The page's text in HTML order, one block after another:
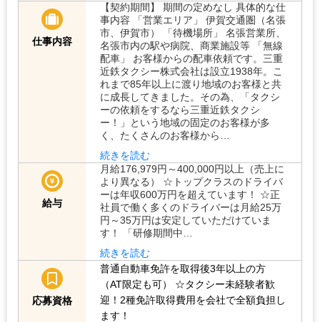
仕事内容
【契約期間】 期間の定めなし 具体的な仕
事内容 「営業エリア」 伊賀交通圏（名張
市、伊賀市） 「待機場所」 名張営業所、
名張市内の駅や病院、商業施設等 「無線
配車」 お客様からの配車依頼です。三重
近鉄タクシー株式会社は設立1938年。こ
れまで85年以上に渡り地域のお客様と共
に成長してきました。その為、「タクシ
ーの依頼をするなら三重近鉄タクシ
ー！」という地域の固定のお客様が多
く、たくさんのお客様から…
続きを読む
給与
月給176,979円～400,000円以上（売上に
より異なる） ☆トップクラスのドライバ
ーは年収600万円を超えています！ ☆正
社員で働く多くのドライバーは月給25万
円～35万円は安定していただけていま
す！ 「研修期間中…
続きを読む
応募資格
普通自動車免許を取得後3年以上の方
（AT限定も可）
☆タクシー未経験者歓
迎！2種免許取得費用を会社で全額負担し
ます！